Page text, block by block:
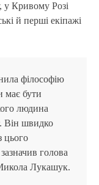
у Кривому Розі
й перші екіпажі
філософію
має бути
людина
Він швидко
цього
голова
Лукашук.